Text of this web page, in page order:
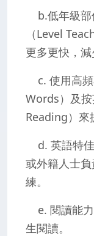
b.低年級部
（Level
更多更快，減
c. 使用高
Words）及
Reading）來
d. 英語特
或外籍人士
練。
e. 閱讀能
生閱讀。